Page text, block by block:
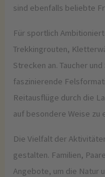
sind ebenfalls beliebte
Für sportlich
Trekkingrouten,
Strecken an. Taucher
faszinierende
Reitausflüge durch die
auf besondere Weise zu
Die Vielfalt der
gestalten. Familien,
Angebote, um die Natur